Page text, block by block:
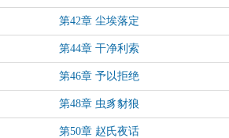
第42章 尘埃落定
第44章 干净利索
第46章 予以拒绝
第48章 虫豸豺狼
第50章 赵氏夜话